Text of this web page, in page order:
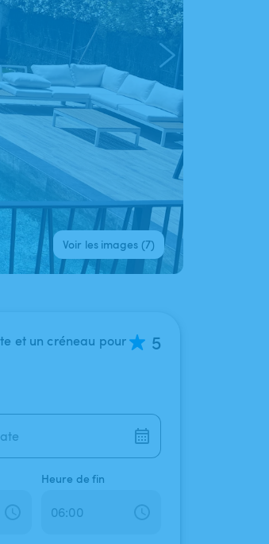
Voir les images (7)
et un créneau pour
5
Heure de fin